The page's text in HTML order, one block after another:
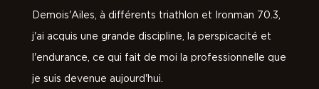
Demois'Ailes, à différents triathlon et Ironman 70.3,
j'ai acquis une grande discipline, la perspicacité et
l'endurance, ce qui fait de moi la professionnelle que
je suis devenue aujourd'hui.